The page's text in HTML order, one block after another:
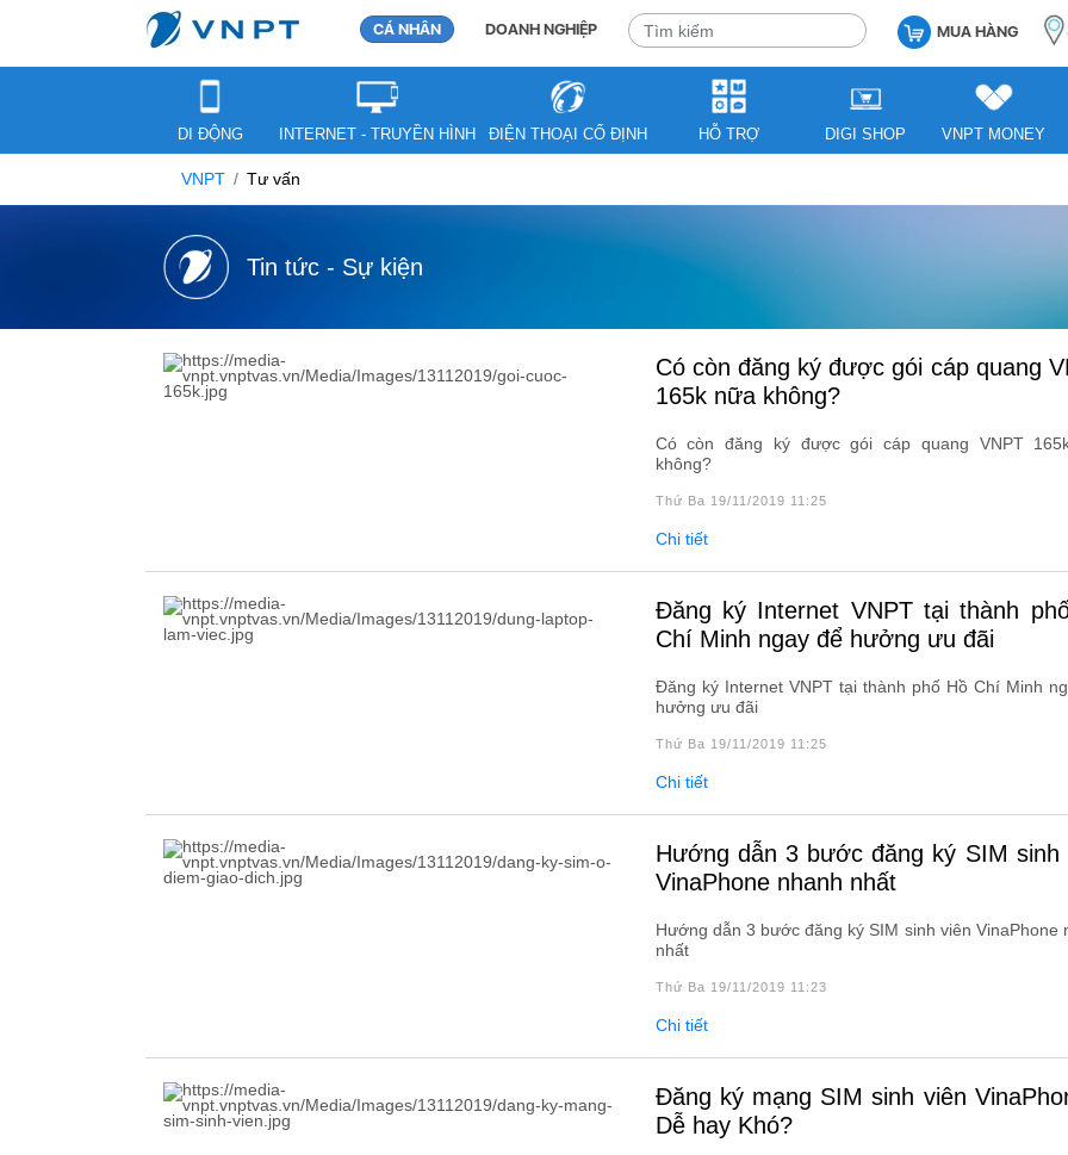
CÁ NHÂN DOANH NGHIỆP MUA HÀNG
DI ĐỘNG INTERNET - TRUYỀN HÌNH ĐIỆN THOẠI CỐ ĐỊNH HỖ TRỢ DIGI SHOP VNPT MONEY
VNPT Tư vấn
Tin tức - Sự kiện
Có còn đăng ký được gói cáp quang VNPT
165k nữa không?
Có còn đăng ký được gói cáp quang VNPT
không?
Thứ Ba 19/11/2019 11:25
Chi tiết
Đăng ký Internet VNPT tại thành phố Hồ
Chí Minh ngay để hưởng ưu đãi
Đăng ký Internet VNPT tại thành phố Hồ Chí Minh
hưởng ưu đãi
Thứ Ba 19/11/2019 11:25
Chi tiết
Hướng dẫn 3 bước đăng ký SIM sinh viên
VinaPhone nhanh nhất
Hướng dẫn 3 bước đăng ký SIM sinh viên VinaPhone
nhất
Thứ Ba 19/11/2019 11:23
Chi tiết
Đăng ký mạng SIM sinh viên VinaPhone –
Dễ hay Khó?